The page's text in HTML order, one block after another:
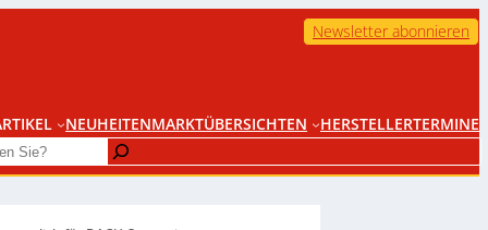
Newsletter abonnieren
NEUHEITENMARKTÜBERSICHTEN HERSTELLERTERMINE